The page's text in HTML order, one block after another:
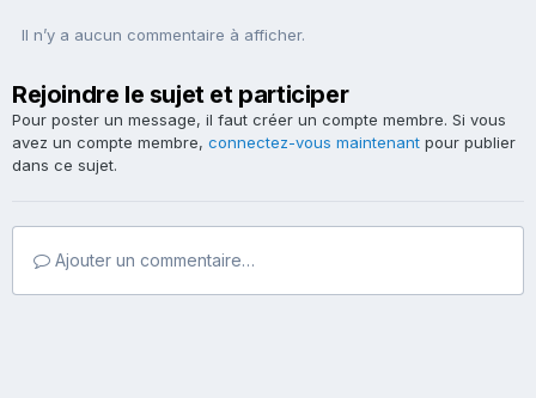
Il n’y a aucun commentaire à afficher.
Rejoindre le sujet et participer
Pour poster un message, il faut créer un compte membre. Si vous
avez un compte membre, connectez-vous maintenant pour publier
dans ce sujet.
Ajouter un commentaire…